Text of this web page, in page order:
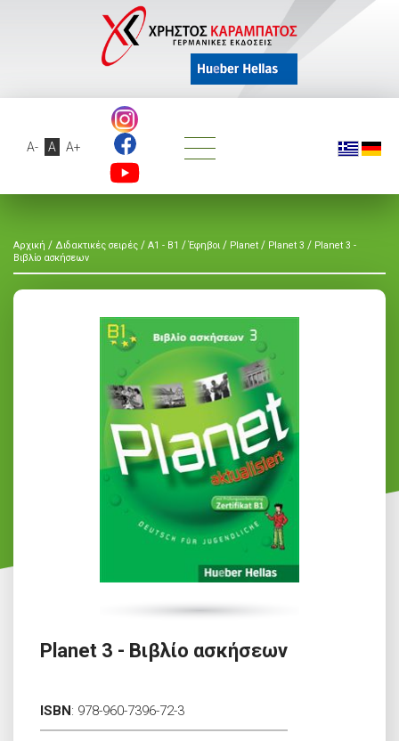
A- A A+
Αρχική / Διδακτικές σειρές / A1 - B1 / Έφηβοι / Planet / Planet 3 / Planet 3 -
Βιβλίο ασκήσεων
Planet 3 - Βιβλίο ασκήσεων
ISBN: 978-960-7396-72-3